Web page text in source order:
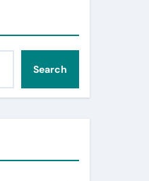
Search